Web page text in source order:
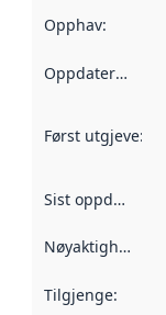
Opphav:
Oppdateringsfrekvens
Først utgjeve:
Sist oppdatert
Nøyaktigheit
Tilgjenge: